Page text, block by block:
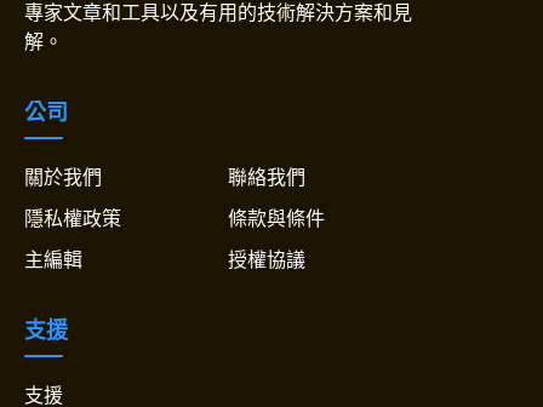
專家文章和工具以及有用的技術解決方案和見
解。
公司
關於我們
聯絡我們
隱私權政策
條款與條件
主編輯
授權協議
支援
支援